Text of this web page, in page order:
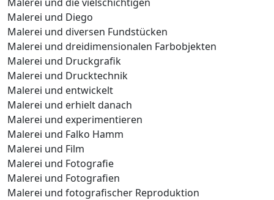
Malerei und Diego
Malerei und diversen Fundstücken
Malerei und dreidimensionalen Farbobjekten
Malerei und Druckgrafik
Malerei und Drucktechnik
Malerei und entwickelt
Malerei und erhielt danach
Malerei und experimentieren
Malerei und Falko Hamm
Malerei und Film
Malerei und Fotografie
Malerei und Fotografien
Malerei und fotografischer Reproduktion